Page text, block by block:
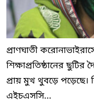
প্রাণঘাতী
শিক্ষাপ্রতিষ্ঠানের ছুটির
প্রায় মুখ থুবড়ে
এইচএসসি...